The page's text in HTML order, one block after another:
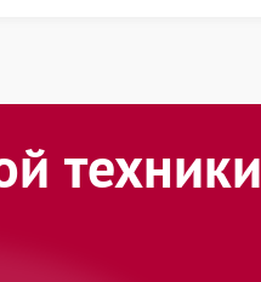
техники